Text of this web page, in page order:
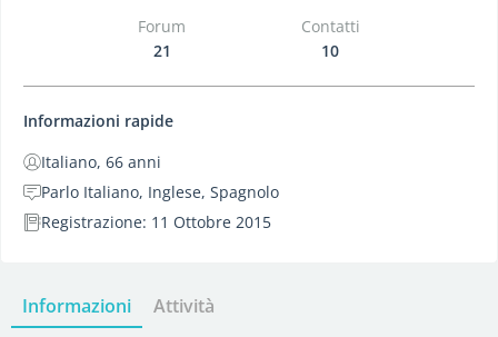
Forum
21
Contatti
10
Informazioni rapide
Italiano, 66 anni
Parlo Italiano, Inglese, Spagnolo
Registrazione: 11 Ottobre 2015
Informazioni Attività